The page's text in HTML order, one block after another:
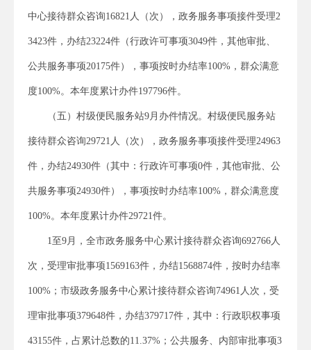
中心接待群众咨询16821人（次），政务服务事项接件受理2
3423件，办结23224件（行政许可事项3049件，其他审批、
公共服务事项20175件），事项按时办结率100%，群众满意
度100%。本年度累计办件197796件。
（五）村级便民服务站9月办件情况。村级便民服务站
接待群众咨询29721人（次），政务服务事项接件受理24963
件，办结24930件（其中：行政许可事项0件，其他审批、公
共服务事项24930件），事项按时办结率100%，群众满意度
100%。本年度累计办件29721件。
1至9月，全市政务服务中心累计接待群众咨询692766人
次，受理审批事项1569163件，办结1568874件，按时办结率
100%；市级政务服务中心累计接待群众咨询74961人次，受
理审批事项379648件，办结379717件，其中：行政职权事项
43155件，占累计总数的11.37%；公共服务、内部审批事项3